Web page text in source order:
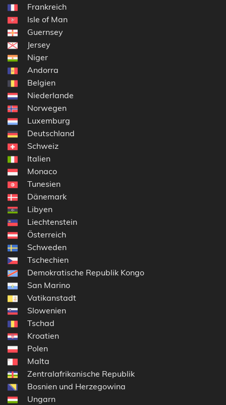
Frankreich
Isle of Man
Guernsey
Jersey
Niger
Andorra
Belgien
Niederlande
Norwegen
Luxemburg
Deutschland
Schweiz
Italien
Monaco
Tunesien
Dänemark
Libyen
Liechtenstein
Österreich
Schweden
Tschechien
Demokratische Republik Kongo
San Marino
Vatikanstadt
Slowenien
Tschad
Kroatien
Polen
Malta
Zentralafrikanische Republik
Bosnien und Herzegowina
Ungarn